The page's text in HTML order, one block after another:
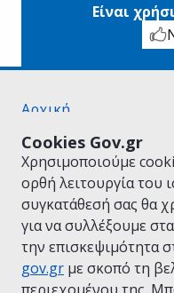
Cookies Gov.gr
Χρησιμοποιούμε
ορθή λειτουργία του
συγκατάθεσή σας θα
για να συλλέξουμε
την επισκεψιμότητα
gov.gr με σκοπό τη
Είναι
Αρχική
Όροι Χρήσης
Πολιτική Απορρήτου
Δήλωση
Πολιτική cookies
Προτάσεις για το
Υλοποίηση από το
Διακυβέρνησης